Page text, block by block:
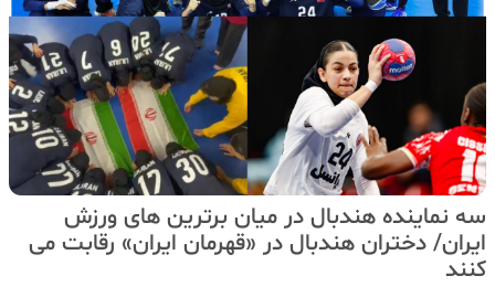
سه‌ نماینده هندبال در میان برترین های ورزش
ایران/ دختران هندبال در «قهرمان ایران» رقابت می
کنند